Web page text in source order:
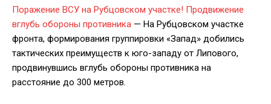
Поражение ВСУ на Рубцовском участке! Продвижение
вглубь обороны противника — На Рубцовском участке
фронта, формирования группировки «Запад» добились
тактических преимуществ к юго-западу от Липового,
продвинувшись вглубь обороны противника на
расстояние до 300 метров.